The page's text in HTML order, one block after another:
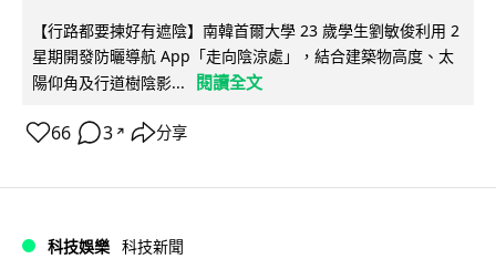
【行路都要揀好有遮陰】南韓首爾大學 23 歲學生劉敏俊利用 2
星期開發防曬導航 App「走向陰涼處」，結合建築物高度、太
陽仰角及行道樹陰影...
閱讀全文
66 3 ↗ 分享
科技娛樂 科技新聞